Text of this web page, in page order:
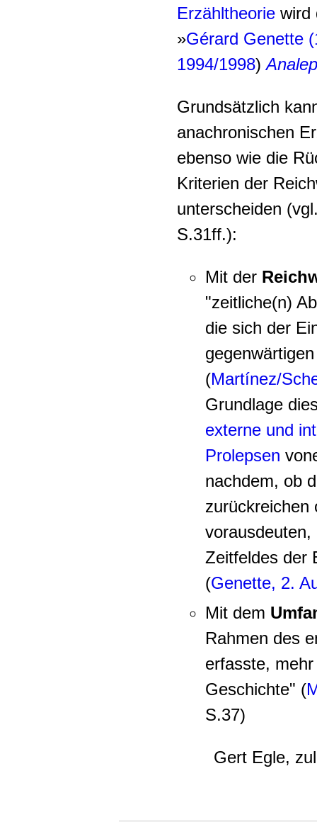
Erzähltheorie wird
»Gérard Genette
1994/1998)
Grundsätzlich
anachronischen
ebenso wie die
Kriterien der
unterscheiden
S.31ff.):
Mit der
"zeitliche(n)
die sich der
(Martínez/
Grundlage
externe und
Prolepsen
nachdem, ob
zurückreichen
Zeitfeldes der
(Genette, 2.
Mit dem
Rahmen des
erfasste,
Geschichte" (
S.37)
Gert Egle,